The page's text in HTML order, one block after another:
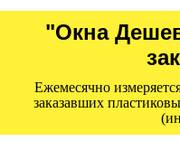
"Окна
Ежемесячно
заказавших